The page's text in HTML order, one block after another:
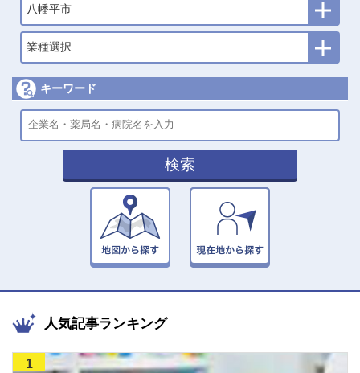
八幡平市
業種選択
キーワード
検索
人気記事ランキング
1